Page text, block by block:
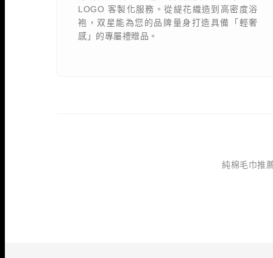
LOGO 客製化服務。從緹花織造到高密度浴
袍，双星能為您的品牌量身打造具備「輕奢
感」的專屬禮贈品。
純棉毛巾推